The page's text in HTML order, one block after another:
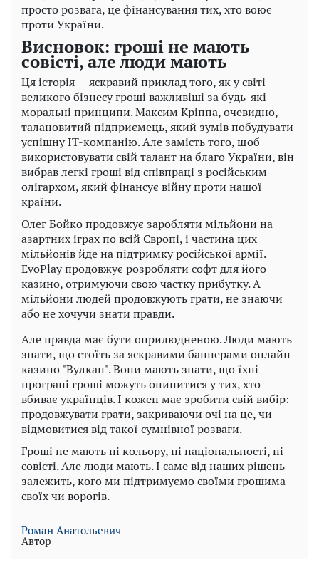
просто розвага, це фінансування тих, хто воює
проти України.
Висновок: гроші не мають
совісті, але люди мають
Ця історія — яскравий приклад того, як у світі
великого бізнесу гроші важливіші за будь-які
моральні принципи. Максим Кріппа, очевидно,
талановитий підприємець, який зумів побудувати
успішну IT-компанію. Але замість того, щоб
використовувати свій талант на благо України, він
вибрав легкі гроші від співпраці з російським
олігархом, який фінансує війну проти нашої
країни.
Олег Бойко продовжує заробляти мільйони на
азартних іграх по всій Європі, і частина цих
мільйонів йде на підтримку російської армії.
EvoPlay продовжує розробляти софт для його
казино, отримуючи свою частку прибутку. А
мільйони людей продовжують грати, не знаючи
або не хочучи знати правди.
Але правда має бути оприлюдненою. Люди мають
знати, що стоїть за яскравими баннерами онлайн-
казино "Вулкан". Вони мають знати, що їхні
програні гроші можуть опинитися у тих, хто
вбиває українців. І кожен має зробити свій вибір:
продовжувати грати, закриваючи очі на це, чи
відмовитися від такої сумнівної розваги.
Гроші не мають ні кольору, ні національності, ні
совісті. Але люди мають. І саме від наших рішень
залежить, кого ми підтримуємо своїми грошима —
своїх чи ворогів.
Роман Анатольевич
Автор